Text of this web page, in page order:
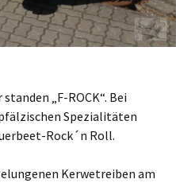
„F-ROCK“. Bei
Spezialitäten
Rock´n Roll.
Kerwetreiben am